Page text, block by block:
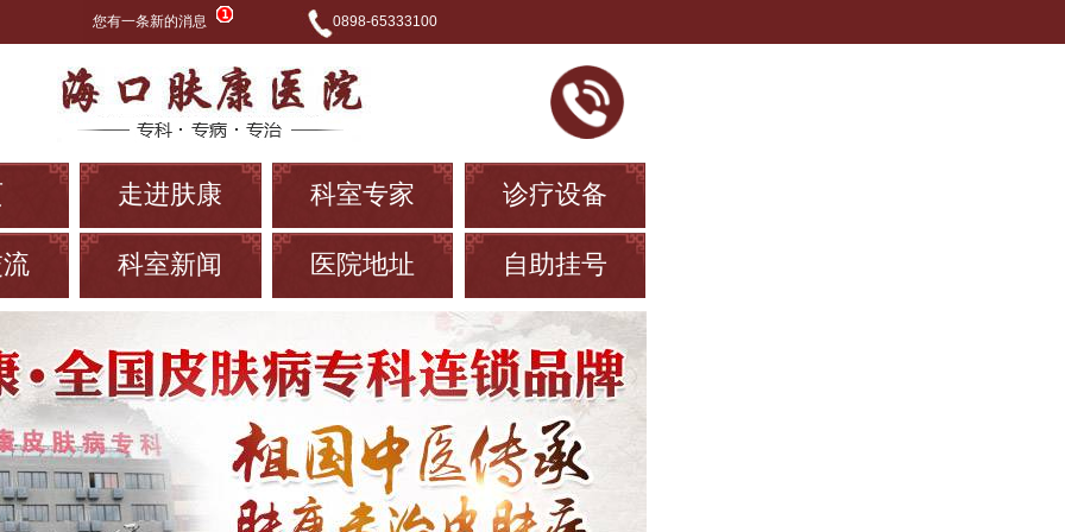
您有一条新的消息 0898-65333100
走进肤康 科室专家 诊疗设备
科室新闻 医院地址 自助挂号